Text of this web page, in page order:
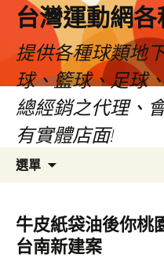
台灣運動網
提供各種球類地
球、籃球、足球
總經銷之代理、
有實體店面!
選單
容
區
牛皮紙袋油後你桃
台南新建案